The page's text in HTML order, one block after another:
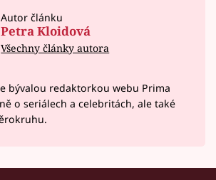
Autor článku
Petra Kloidová
Všechny články autora
bývalou redaktorkou webu Prima
o seriálech a celebritách, ale také